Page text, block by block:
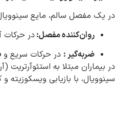
در یک مفصل سالم، مایع
روان‌کننده مفصل:در
ضربه‌گیر: در حرکات سریع و
در بیماران مبتلا به
سینوویال، با بازیابی